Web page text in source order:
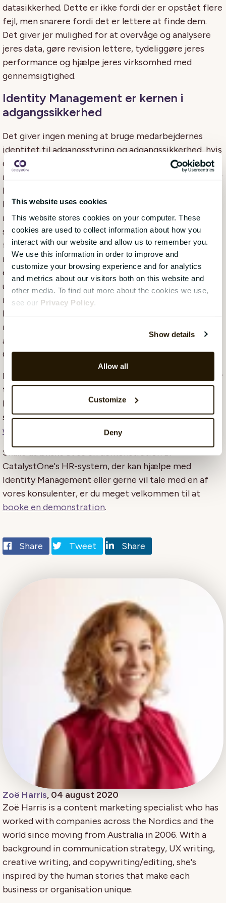
This website uses cookies
This website stores cookies on your computer. These
cookies are used to collect information about how you
interact with our website and allow us to remember you.
We use this information in order to improve and
customize your browsing experience and for analytics
and metrics about our visitors both on this website and
other media. To find out more about the cookies we use,
see our Privacy Policy
Show details
Allow all
Customize
Deny
datasikkerhed. Dette er ikke fordi der er opstået flere
fejl, men snarere fordi det er lettere at finde dem.
Det giver jer mulighed for at overvåge og analysere
jeres data, gøre revision lettere, tydeliggøre jeres
performance og hjælpe jeres virksomhed med
gennemsigtighed.
Identity Management er kernen i
adgangssikkerhed
Det giver ingen mening at bruge medarbejdernes
identitet til adgangsstyring og adgangssikkerhed, hvis
du ikke har et godt system til at administrere
medarbejdernes identitet. Mellemstore virksomheder
har i gennemsnit op til halvtreds forskellige IT-
løsninger, som deres ansatte har brug for forskellige
niveauer af adgang til, nogle med flere roller. Uden et
system til håndtering af medarbejdernes identitet i
forbindelse med onboarding og offboarding af
medarbejdere, kan licensomkostningerne hurtigt
eskalere og risikoen for sikkerhedsbrud øges. Det er
utroligt vanskeligt (og tidskrævende) at håndtere alle
medarbejdernes identiteter manuelt, men løsningen
kan være et HR-system, der opretholder
masterdatakvalitet, og som kan automatisere mange
af disse Identity Management processer. Det er her
CatalystOne kan hjælpe.
Hvis du ønsker mere information om hvordan I flytter
til skyen, hvordan cloud-sikkerhed fungerer, og
hvordan et HR-system kan administrere dine
stamdata, anbefaler vi at duse vores on-demand
webinar
Skulle du ønske at se en demonstration af
CatalystOne's HR-system, der kan hjælpe med
Identity Management eller gerne vil tale med en af ​​
vores konsulenter, er du meget velkommen til at
booke en demonstration.
Share Tweet Share
Zoë Harris, 04 august 2020
Zoë Harris is a content marketing specialist who has
worked with companies across the Nordics and the
world since moving from Australia in 2006. With a
background in communication strategy, UX writing,
creative writing, and copywriting/editing, she's
inspired by the human stories that make each
business or organisation unique.